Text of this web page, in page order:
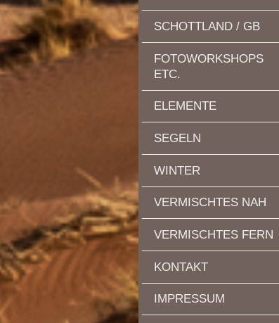
SCHOTTLAND / GB
FOTOWORKSHOPS
ETC.
ELEMENTE
SEGELN
WINTER
VERMISCHTES NAH
VERMISCHTES FERN
KONTAKT
IMPRESSUM